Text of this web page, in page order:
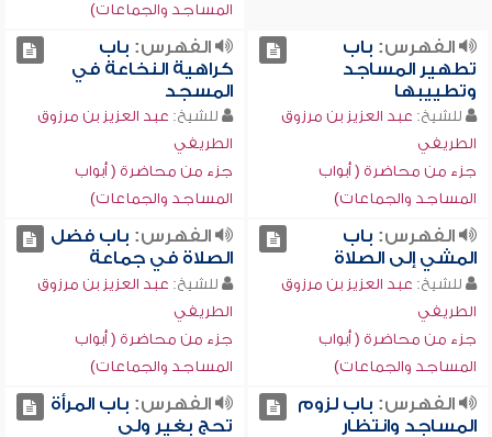
المساجد والجماعات)
الفهرس: باب
تطهير المساجد
وتطييبها
للشيخ: عبد العزيز بن مرزوق
الطريفي
جزء من محاضرة ( أبواب
المساجد والجماعات)
الفهرس: باب
كراهية النخاعة في
المسجد
للشيخ: عبد العزيز بن مرزوق
الطريفي
جزء من محاضرة ( أبواب
المساجد والجماعات)
الفهرس: باب
المشي إلى الصلاة
للشيخ: عبد العزيز بن مرزوق
الطريفي
جزء من محاضرة ( أبواب
المساجد والجماعات)
الفهرس: باب فضل
الصلاة في جماعة
للشيخ: عبد العزيز بن مرزوق
الطريفي
جزء من محاضرة ( أبواب
المساجد والجماعات)
الفهرس: باب لزوم
المساجد وانتظار
الفهرس: باب المرأة
تحج بغير ولي